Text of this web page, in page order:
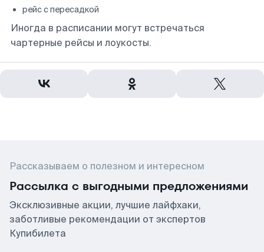
рейс с пересадкой
Иногда в расписании могут встречаться
чартерные рейсы и лоукосты.
Рассказываем о полезном и интересном
Рассылка с выгодными предложениями
Эксклюзивные акции, лучшие лайфхаки,
заботливые рекомендации от экспертов
Купибилета